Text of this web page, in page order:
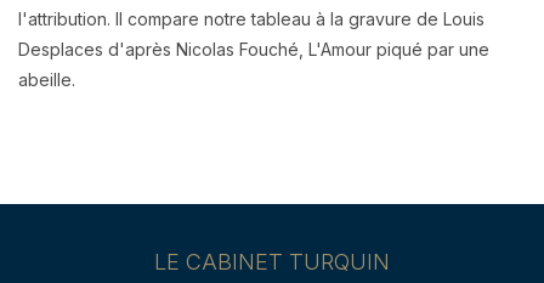
l'attribution. Il compare notre tableau à la gravure de Louis
Desplaces d'après Nicolas Fouché, L'Amour piqué par une
abeille.
LE CABINET TURQUIN